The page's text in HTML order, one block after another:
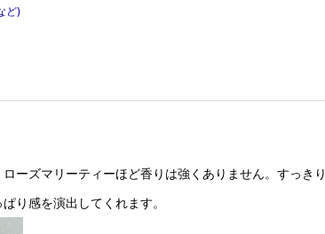
ど)
ーズマリーティーほど香りは強くありません。すっきり
り感を演出してくれます。